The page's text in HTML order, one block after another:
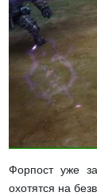
Форпост уже
охотятся на